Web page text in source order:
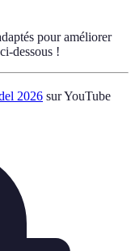
pour améliorer
dessous !
2026 sur YouTube